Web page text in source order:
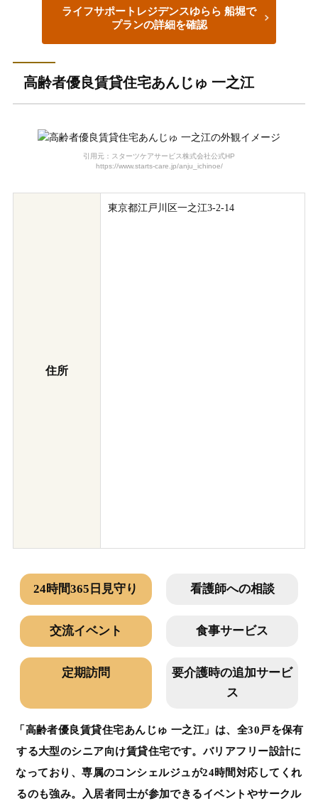
ライフサポートレジデンスゆらら 船堀で
プランの詳細を確認
高齢者優良賃貸住宅あんじゅ 一之江
引用元：スターツケアサービス株式会社公式HP
https://www.starts-care.jp/anju_ichinoe/
住所
東京都江戸川区一之江3-2-14
24時間365日見守り 看護師への相談
交流イベント 食事サービス
定期訪問
要介護時の追加サービ
ス
「高齢者優良賃貸住宅あんじゅ 一之江」は、全30戸を保有
する大型のシニア向け賃貸住宅です。バリアフリー設計に
なっており、専属のコンシェルジュが24時間対応してくれ
るのも強み。入居者同士が参加できるイベントやサークル